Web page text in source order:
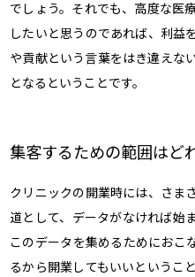
でしょう。それでも、高度な医
したいと思うのであれば、利益
や貢献という言葉をはき違えな
となるということです。
集客するための範囲はど
クリニックの開業時には、さま
道として、データがなければ始
このデータを集めるためにおこ
るから開業してもいいというこ